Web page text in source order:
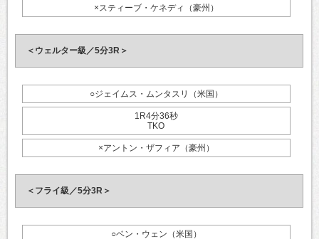
×スティーブ・ケネディ（豪州）
＜ウェルター級／5分3R＞
○ジェイムス・ムンタスリ（米国）
1R4分36秒
TKO
×アントン・ザフィア（豪州）
＜フライ級／5分3R＞
○ベン・ウェン（米国）